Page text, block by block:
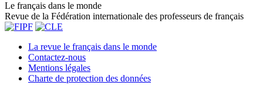
Le français dans le monde
Revue de la Fédération internationale des professeurs de français
La revue le français dans le monde
Contactez-nous
Mentions légales
Charte de protection des données